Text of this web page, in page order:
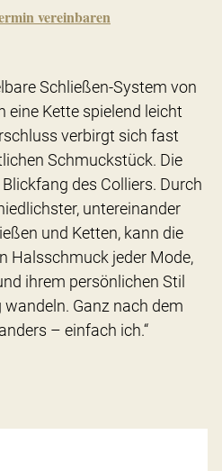
vereinbaren
Schließen-System von
eine Kette spielend leicht
verbirgt sich fast
Schmuckstück. Die
des Colliers. Durch
untereinander
und Ketten, kann die
Halsschmuck jeder Mode,
ihrem persönlichen Stil
Ganz nach dem
– einfach ich.“